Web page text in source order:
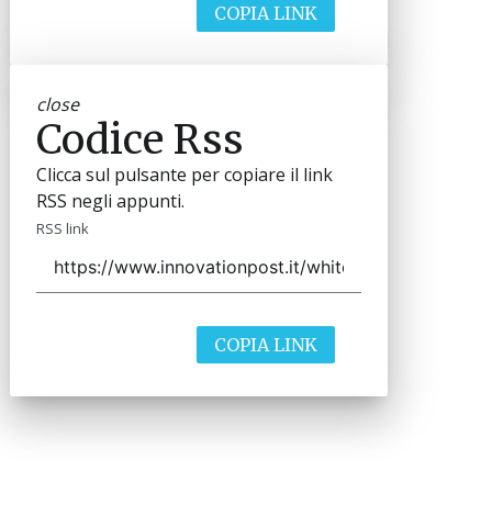
COPIA LINK
close
Codice Rss
Clicca sul pulsante per copiare il link
RSS negli appunti.
RSS link
COPIA LINK